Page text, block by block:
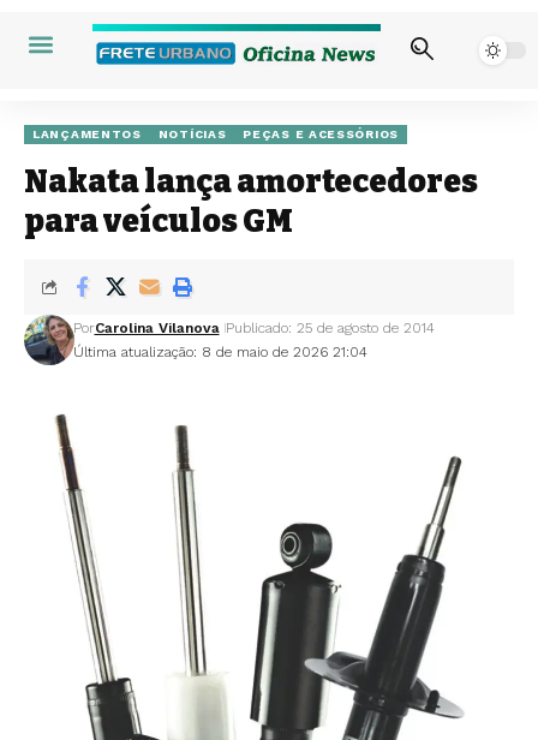
LANÇAMENTOS NOTÍCIAS PEÇAS E ACESSÓRIOS
Nakata lança amortecedores
para veículos GM
Última atualização: 8 de maio de 2026 21:04
PorCarolina Vilanova Publicado: 25 de agosto de 2014